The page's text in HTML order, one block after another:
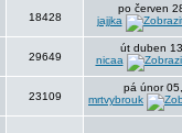
18428
po červen
jajjka
29649
út duben
nicaa
23109
pá únor
mrtvybrouk